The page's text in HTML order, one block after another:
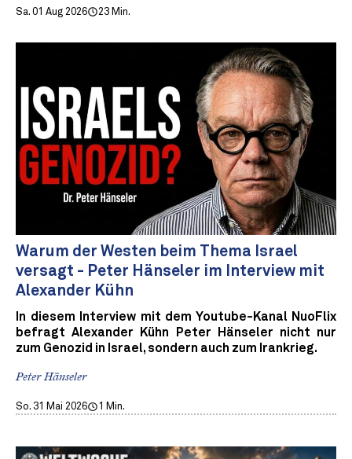
Sa. 01 Aug 2026 23 Min.
Warum der Westen beim Thema Israel
versagt - Peter Hänseler im Interview mit
Alexander Kühn
In diesem Interview mit dem Youtube-Kanal NuoFlix
befragt Alexander Kühn Peter Hänseler nicht nur
zum Genozid in Israel, sondern auch zum Irankrieg.
Peter Hänseler
So. 31 Mai 2026 1 Min.